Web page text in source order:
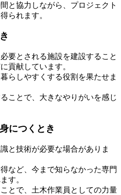
と協力しながら、プロジェクト
られます。
要とされる施設を建設すること
貢献しています。
らしやすくする役割を果たせま
ことで、大きなやりがいを感じ
につくとき
と技術が必要な場合がありま
など、今まで知らなかった専門
す。
とで、土木作業員としての力量